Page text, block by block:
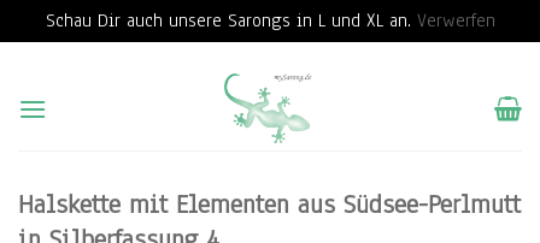
Schau Dir auch unsere Sarongs in L und XL an. Verwerfen
content
Halskette mit Elementen aus Südsee-Perlmutt